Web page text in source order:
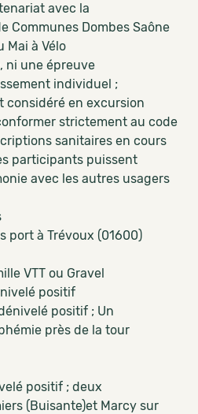
avec la
Communes Dombes Saône
Mai à Vélo
ni une épreuve
individuel ;
considéré en excursion
strictement au code
sanitaires en cours
participants puissent
avec les autres usagers
port à Trévoux (01600)
VTT ou Gravel
positif
positif ; Un
près de la tour
positif ; deux
(Buisante)et Marcy sur